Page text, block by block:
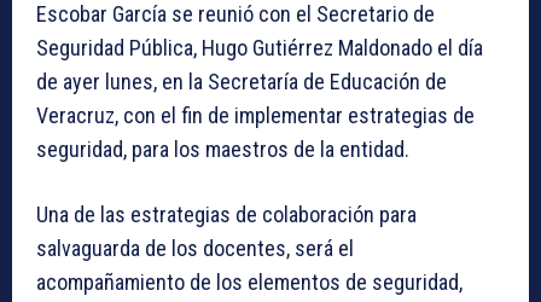
Escobar García se reunió con el Secretario de
Seguridad Pública, Hugo Gutiérrez Maldonado el día
de ayer lunes, en la Secretaría de Educación de
Veracruz, con el fin de implementar estrategias de
seguridad, para los maestros de la entidad.
Una de las estrategias de colaboración para
salvaguarda de los docentes, será el
acompañamiento de los elementos de seguridad,